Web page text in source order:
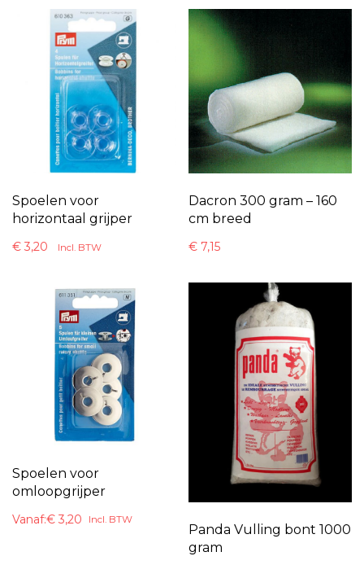
Spoelen voor
horizontaal grijper
€ 3,20 Incl. BTW
Dacron 300 gram – 160
cm breed
€7,15
Spoelen voor
omloopgrijper
Vanaf:€ 3,20 Incl. BTW
Panda Vulling bont 1000
gram